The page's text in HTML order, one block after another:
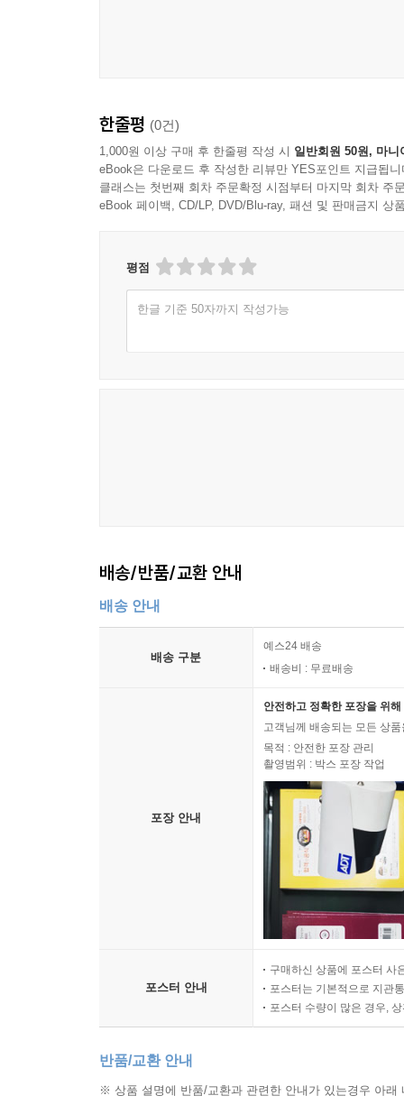
한줄평 (0건)
1,000원 이상 구매 후 한줄평 작성 시 일반회원 50원, 마니
eBook은 다운로드 후 작성한 리뷰만 YES포인트 지급됩니
클래스는 첫번째 회차 주문확정 시점부터 마지막 회차 주
eBook 페이백, CD/LP, DVD/Blu-ray, 패션 및 판매금지 상
평점
한글 기준 50자까지 작성가능
배송/반품/교환 안내
배송 안내
배송 구분
예스24 배송
배송비 : 무료배송
포장 안내
안전하고 정확한 포장을 위
고객님께 배송되는 모든 상
목적 : 안전한 포장 관리
촬영범위 : 박스 포장 작업
포스터 안내
구매하신 상품에 포스터 사
포스터는 기본적으로 지관
포스터 수량이 많은 경우,
반품/교환 안내
※ 상품 설명에 반품/교환과 관련한 안내가 있는경우 아